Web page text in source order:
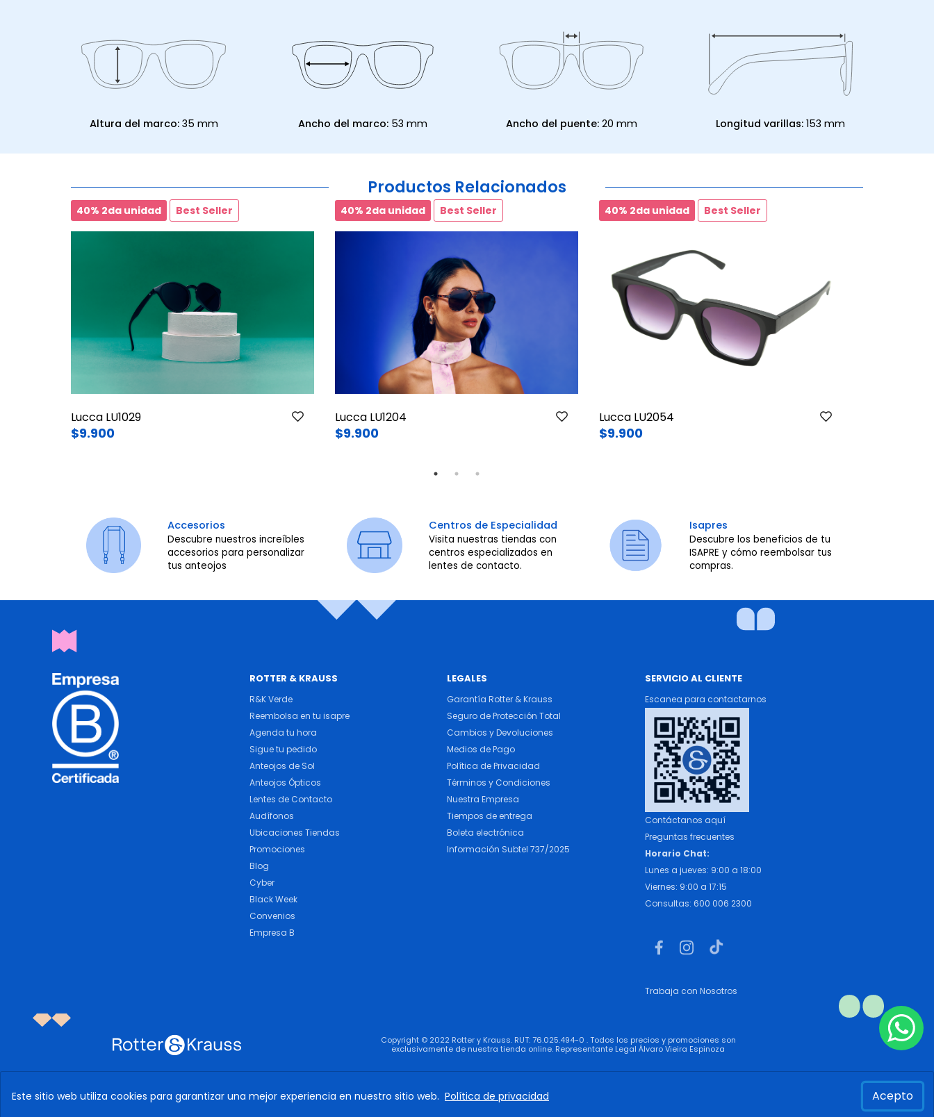
Altura del marco: 35 mm Ancho del marco: 53 mm Ancho del puente: 20 mm Longitud varillas: 153 mm
Productos Relacionados
40% 2da unidad Best Seller
Lucca LU1029
$9.900
40% 2da unidad Best Seller
Lucca LU1204
$9.900
40% 2da unidad Best Seller
Lucca LU2054
$9.900
Accesorios
Descubre nuestros increíbles
accesorios para personalizar
tus anteojos
Centros de Especialidad
Visita nuestras tiendas con
centros especializados en
lentes de contacto.
Isapres
Descubre los beneficios de tu
ISAPRE y cómo reembolsar tus
compras.
ROTTER & KRAUSS
R&K Verde
Reembolsa en tu isapre
Agenda tu hora
Sigue tu pedido
Anteojos de Sol
Anteojos Ópticos
Lentes de Contacto
Audífonos
Ubicaciones Tiendas
Promociones
Blog
Cyber
Black Week
Convenios
Empresa B
LEGALES
Garantía Rotter & Krauss
Seguro de Protección Total
Cambios y Devoluciones
Medios de Pago
Política de Privacidad
Términos y Condiciones
Nuestra Empresa
Tiempos de entrega
Boleta electrónica
Información Subtel 737/2025
SERVICIO AL CLIENTE
Escanea para contactarnos
Contáctanos aquí
Preguntas frecuentes
Horario Chat:
Lunes a jueves: 9:00 a 18:00
Viernes: 9:00 a 17:15
Consultas: 600 006 2300
Trabaja con Nosotros
Copyright © 2022 Rotter y Krauss. RUT: 76.025.494-0 . Todos los precios y promociones son
exclusivamente de nuestra tienda online. Representante Legal Álvaro Vieira Espinoza
Este sitio web utiliza cookies para garantizar una mejor experiencia en nuestro sitio web. Política de privacidad Acepto